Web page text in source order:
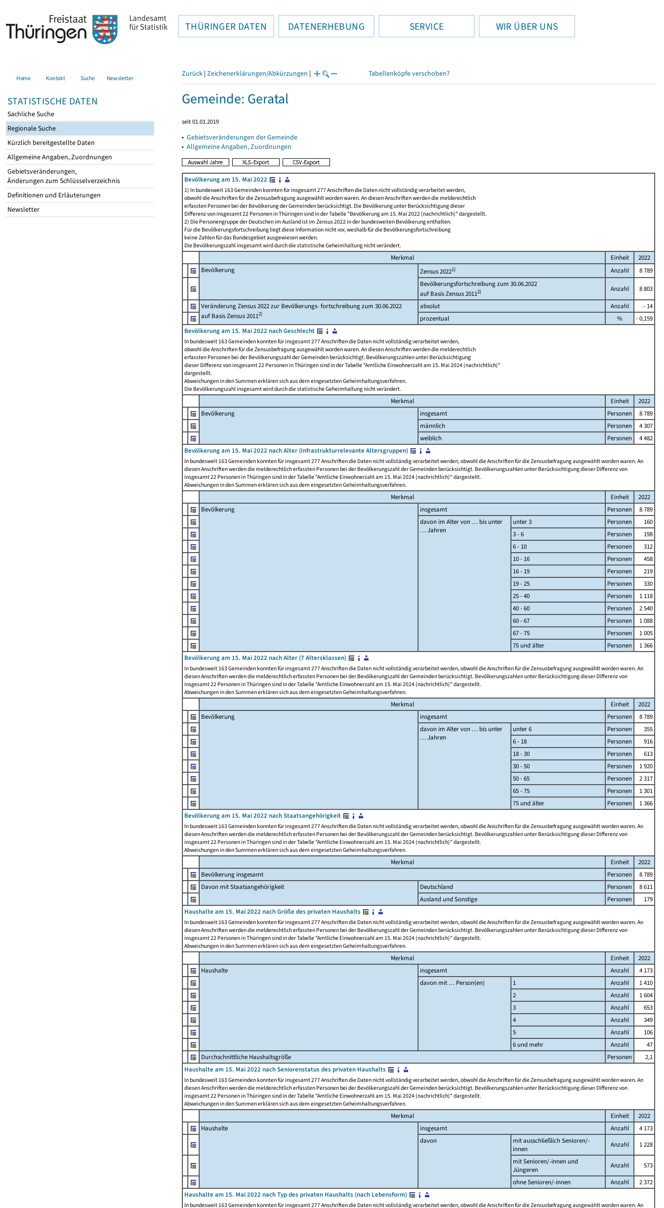
THÜRINGER DATEN DATENERHEBUNG SERVICE WIR ÜBER UNS
Home Kontakt Suche Newsletter
STATISTISCHE DATEN
Sachliche Suche
Regionale Suche
Kürzlich bereitgestellte Daten
Allgemeine Angaben, Zuordnungen
Gebietsveränderungen,
Änderungen zum Schlüsselverzeichnis
Definitionen und Erläuterungen
Newsletter
Zurück | Zeichenerklärungen/Abkürzungen | Tabellenköpfe verschoben?
Gemeinde: Geratal
seit 01.01.2019
▸ Gebietsveränderungen der Gemeinde
▸ Allgemeine Angaben, Zuordnungen
Bevölkerung am 15. Mai 2022
1) In bundesweit 163 Gemeinden konnten für insgesamt 277 Anschriften die Daten nicht vollständig verarbeitet werden,
obwohl die Anschriften für die Zensusbefragung ausgewählt worden waren. An diesen Anschriften werden die melderechtlich
erfassten Personen bei der Bevölkerung der Gemeinden berücksichtigt. Die Bevölkerung unter Berücksichtigung dieser
Differenz von insgesamt 22 Personen in Thüringen sind in der Tabelle "Bevölkerung am 15. Mai 2022 (nachrichtlich)" dargestellt.
2) Die Personengruppe der Deutschen im Ausland ist im Zensus 2022 in der bundesweiten Bevölkerung enthalten.
Für die Bevölkerungsfortschreibung liegt diese Information nicht vor, weshalb für die Bevölkerungsfortschreibung
keine Zahlen für das Bundesgebiet ausgewiesen werden.
Die Bevölkerungszahl insgesamt wird durch die statistische Geheimhaltung nicht verändert.
Merkmal Einheit
2022
Bevölkerung
Zensus 20221) Anzahl
8 789
Bevölkerungsfortschreibung zum 30.06.2022
auf Basis Zensus 20112) Anzahl 8 803
Veränderung Zensus 2022 zur Bevölkerungs- fortschreibung zum 30.06.2022
auf Basis Zensus 20112)
absolut Anzahl
- 14
prozentual
%
- 0,159
Bevölkerung am 15. Mai 2022 nach Geschlecht
In bundesweit 163 Gemeinden konnten für insgesamt 277 Anschriften die Daten nicht vollständig verarbeitet werden,
obwohl die Anschriften für die Zensusbefragung ausgewählt worden waren. An diesen Anschriften werden die melderechtlich
erfassten Personen bei der Bevölkerungszahl der Gemeinden berücksichtigt. Bevölkerungszahlen unter Berücksichtigung
dieser Differenz von insgesamt 22 Personen in Thüringen sind in der Tabelle "Amtliche Einwohnerzahl am 15. Mai 2024 (nachrichtlich)"
dargestellt.
Abweichungen in den Summen erklären sich aus dem eingesetzten Geheimhaltungsverfahren.
Die Bevölkerungszahl insgesamt wird durch die statistische Geheimhaltung nicht verändert.
Merkmal Einheit
2022
Bevölkerung
insgesamt Personen
8 789
männlich
Personen
4 307
weiblich
Personen
4 482
Bevölkerung am 15. Mai 2022 nach Alter (Infrastrukturrelevante Altersgruppen)
In bundesweit 163 Gemeinden konnten für insgesamt 277 Anschriften die Daten nicht vollständig verarbeitet werden, obwohl die Anschriften für die Zensusbefragung ausgewählt worden waren. An
diesen Anschriften werden die melderechtlich erfassten Personen bei der Bevölkerungszahl der Gemeinden berücksichtigt. Bevölkerungszahlen unter Berücksichtigung dieser Differenz von
insgesamt 22 Personen in Thüringen sind in der Tabelle "Amtliche Einwohnerzahl am 15. Mai 2024 (nachrichtlich)" dargestellt.
Abweichungen in den Summen erklären sich aus dem eingesetzten Geheimhaltungsverfahren.
Merkmal Einheit
2022
Bevölkerung
insgesamt Personen
8 789
davon im Alter von … bis unter
… Jahren
unter 3 Personen
160
3 - 6
Personen
198
6 - 10
Personen
312
10 - 16
Personen
458
16 - 19
Personen
219
19 - 25
Personen
330
25 - 40
Personen
1 118
40 - 60
Personen
2 540
60 - 67
Personen
1 088
67 - 75
Personen
1 005
75 und älter
Personen
1 366
Bevölkerung am 15. Mai 2022 nach Alter (7 Altersklassen)
In bundesweit 163 Gemeinden konnten für insgesamt 277 Anschriften die Daten nicht vollständig verarbeitet werden, obwohl die Anschriften für die Zensusbefragung ausgewählt worden waren. An
diesen Anschriften werden die melderechtlich erfassten Personen bei der Bevölkerungszahl der Gemeinden berücksichtigt. Bevölkerungszahlen unter Berücksichtigung dieser Differenz von
insgesamt 22 Personen in Thüringen sind in der Tabelle "Amtliche Einwohnerzahl am 15. Mai 2024 (nachrichtlich)" dargestellt.
Abweichungen in den Summen erklären sich aus dem eingesetzten Geheimhaltungsverfahren.
Merkmal Einheit
2022
Bevölkerung
insgesamt Personen
8 789
davon im Alter von … bis unter
… Jahren
unter 6 Personen
355
6 - 18
Personen
916
18 - 30
Personen
613
30 - 50
Personen
1 920
50 - 65
Personen
2 317
65 - 75
Personen
1 301
75 und älter
Personen
1 366
Bevölkerung am 15. Mai 2022 nach Staatsangehörigkeit
In bundesweit 163 Gemeinden konnten für insgesamt 277 Anschriften die Daten nicht vollständig verarbeitet werden, obwohl die Anschriften für die Zensusbefragung ausgewählt worden waren. An
diesen Anschriften werden die melderechtlich erfassten Personen bei der Bevölkerungszahl der Gemeinden berücksichtigt. Bevölkerungszahlen unter Berücksichtigung dieser Differenz von
insgesamt 22 Personen in Thüringen sind in der Tabelle "Amtliche Einwohnerzahl am 15. Mai 2024 (nachrichtlich)" dargestellt.
Abweichungen in den Summen erklären sich aus dem eingesetzten Geheimhaltungsverfahren.
Merkmal Einheit
2022
Bevölkerung insgesamt
Personen
8 789
Davon mit Staatsangehörigkeit
Deutschland Personen
8 611
Ausland und Sonstige
Personen
179
Haushalte am 15. Mai 2022 nach Größe des privaten Haushalts
In bundesweit 163 Gemeinden konnten für insgesamt 277 Anschriften die Daten nicht vollständig verarbeitet werden, obwohl die Anschriften für die Zensusbefragung ausgewählt worden waren. An
diesen Anschriften werden die melderechtlich erfassten Personen bei der Bevölkerungszahl der Gemeinden berücksichtigt. Bevölkerungszahlen unter Berücksichtigung dieser Differenz von
insgesamt 22 Personen in Thüringen sind in der Tabelle "Amtliche Einwohnerzahl am 15. Mai 2024 (nachrichtlich)" dargestellt.
Abweichungen in den Summen erklären sich aus dem eingesetzten Geheimhaltungsverfahren.
Merkmal Einheit
2022
Haushalte
insgesamt Anzahl
4 173
davon mit … Person(en)
1 Anzahl
1 410
2
Anzahl
1 604
3
Anzahl
653
4
Anzahl
349
5
Anzahl
106
6 und mehr
Anzahl
47
Durchschnittliche Haushaltsgröße
Personen
2,1
Haushalte am 15. Mai 2022 nach Seniorenstatus des privaten Haushalts
In bundesweit 163 Gemeinden konnten für insgesamt 277 Anschriften die Daten nicht vollständig verarbeitet werden, obwohl die Anschriften für die Zensusbefragung ausgewählt worden waren. An
diesen Anschriften werden die melderechtlich erfassten Personen bei der Bevölkerungszahl der Gemeinden berücksichtigt. Bevölkerungszahlen unter Berücksichtigung dieser Differenz von
insgesamt 22 Personen in Thüringen sind in der Tabelle "Amtliche Einwohnerzahl am 15. Mai 2024 (nachrichtlich)" dargestellt.
Abweichungen in den Summen erklären sich aus dem eingesetzten Geheimhaltungsverfahren.
Merkmal Einheit
2022
Haushalte
insgesamt Anzahl
4 173
davon
mit ausschließlich Senioren/-
innen
Anzahl
1 228
mit Senioren/-innen und
Jüngeren
Anzahl
573
ohne Senioren/-innen
Anzahl
2 372
Haushalte am 15. Mai 2022 nach Typ des privaten Haushalts (nach Lebensform)
In bundesweit 163 Gemeinden konnten für insgesamt 277 Anschriften die Daten nicht vollständig verarbeitet werden, obwohl die Anschriften für die Zensusbefragung ausgewählt worden waren. An